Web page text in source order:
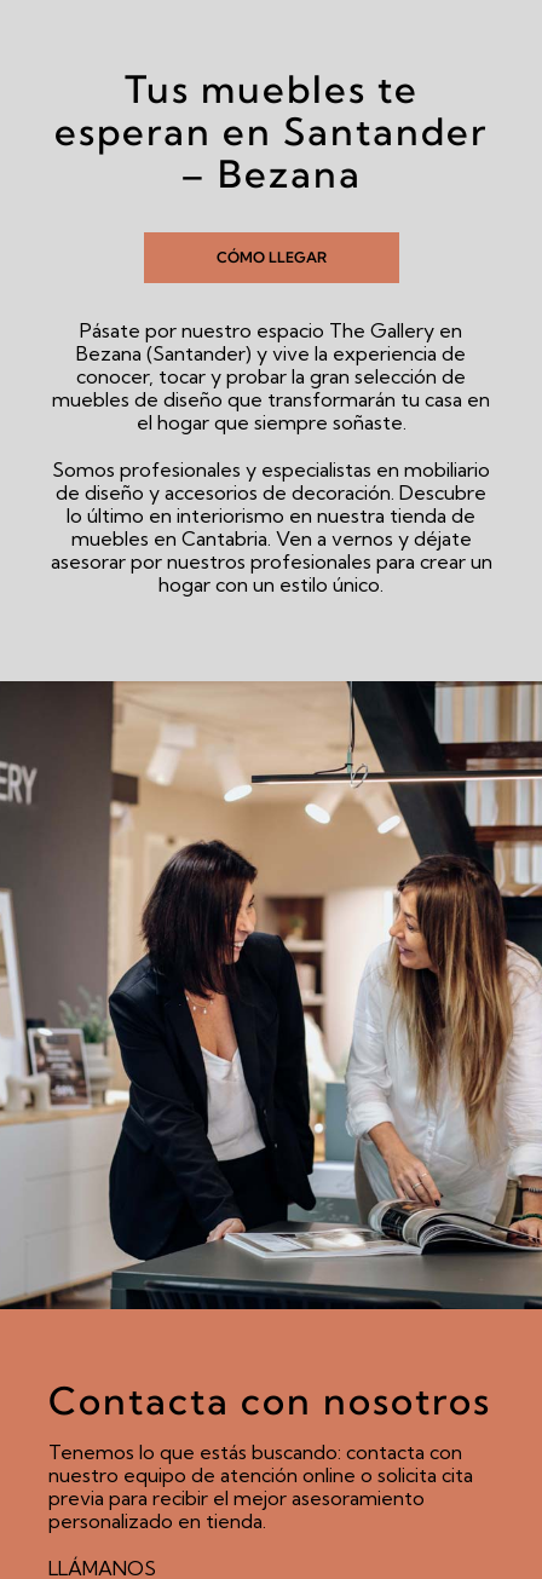
Tus muebles te
esperan en Santander
– Bezana
CÓMO LLEGAR
Pásate por nuestro espacio The Gallery en
Bezana (Santander) y vive la experiencia de
conocer, tocar y probar la gran selección de
muebles de diseño que transformarán tu casa en
el hogar que siempre soñaste.
Somos profesionales y especialistas en mobiliario
de diseño y accesorios de decoración. Descubre
lo último en interiorismo en nuestra tienda de
muebles en Cantabria. Ven a vernos y déjate
asesorar por nuestros profesionales para crear un
hogar con un estilo único.
Contacta con nosotros
Tenemos lo que estás buscando: contacta con
nuestro equipo de atención online o solicita cita
previa para recibir el mejor asesoramiento
personalizado en tienda.
LLÁMANOS